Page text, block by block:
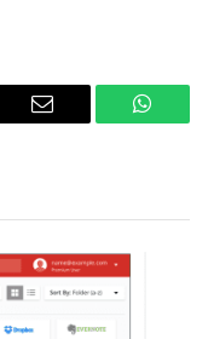
Email